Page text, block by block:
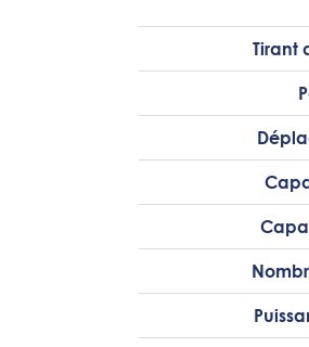
Tirant